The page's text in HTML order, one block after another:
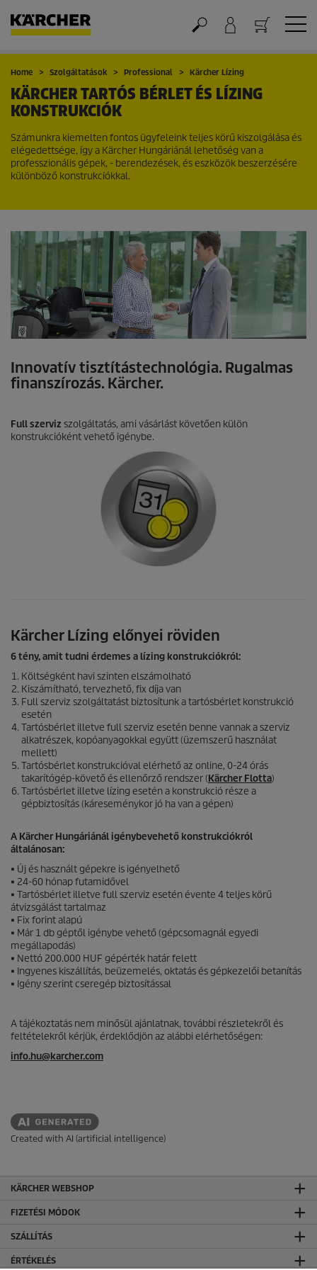
Kosár
Home Szolgáltatások Professional Kärcher Lízing
KÄRCHER TARTÓS BÉRLET ÉS LÍZING
KONSTRUKCIÓK
Számunkra kiemelten fontos ügyfeleink teljes körű kiszolgálása és
elégedettsége, így a Kärcher Hungáriánál lehetőség van a
professzionális gépek, - berendezések, és eszközök beszerzésére
különböző konstrukciókkal.
Innovatív tisztítástechnológia. Rugalmas
finanszírozás. Kärcher.
Full szerviz szolgáltatás, ami vásárlást követően külön
konstrukcióként vehető igénybe.
Kärcher Lízing előnyei röviden
6 tény, amit tudni érdemes a lízing konstrukciókról:
Költségként havi szinten elszámolható
Kiszámítható, tervezhető, fix díja van
Full szerviz szolgáltatást biztosítunk a tartósbérlet konstrukció
esetén
Tartósbérlet illetve full szerviz esetén benne vannak a szerviz
alkatrészek, kopóanyagokkal együtt (üzemszerű használat
mellett)
Tartósbérlet konstrukcióval elérhető az online, 0-24 órás
takarítógép-követő és ellenőrző rendszer (Kärcher Flotta)
Tartósbérlet illetve lízing esetén a konstrukció része a
gépbiztosítás (káreseménykor jó ha van a gépen)
A Kärcher Hungáriánál igénybevehető konstrukciókról
általánosan:
• Új és használt gépekre is igényelhető
• 24-60 hónap futamidővel
• Tartósbérlet illetve full szerviz esetén évente 4 teljes körű
átvizsgálást tartalmaz
• Fix forint alapú
• Már 1 db géptől igénybe vehető (gépcsomagnál egyedi
megállapodás)
• Nettó 200.000 HUF gépérték határ felett
• Ingyenes kiszállítás, beüzemelés, oktatás és gépkezelői betanítás
• Igény szerint cseregép biztosítással
A tájékoztatás nem minősül ajánlatnak, további részletekről és
feltételekről kérjük, érdeklődjön az alábbi elérhetőségen:
info.hu@karcher.com
Created with AI (artificial intelligence)
KÄRCHER WEBSHOP
FIZETÉSI MÓDOK
SZÁLLÍTÁS
ÉRTÉKELÉS